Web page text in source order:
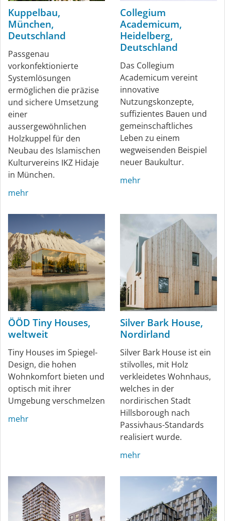
Kuppelbau,
München,
Deutschland
Passgenau
vorkonfektionierte
Systemlösungen
ermöglichen die präzise
und sichere Umsetzung
einer
aussergewöhnlichen
Holzkuppel für den
Neubau des Islamischen
Kulturvereins IKZ Hidaje
in München.
mehr
Collegium
Academicum,
Heidelberg,
Deutschland
Das Collegium
Academicum vereint
innovative
Nutzungskonzepte,
suffizientes Bauen und
gemeinschaftliches
Leben zu einem
wegweisenden Beispiel
neuer Baukultur.
mehr
ÖÖD Tiny Houses,
weltweit
Tiny Houses im Spiegel-
Design, die hohen
Wohnkomfort bieten und
optisch mit ihrer
Umgebung verschmelzen
mehr
Silver Bark House,
Nordirland
Silver Bark House ist ein
stilvolles, mit Holz
verkleidetes Wohnhaus,
welches in der
nordirischen Stadt
Hillsborough nach
Passivhaus-Standards
realisiert wurde.
mehr